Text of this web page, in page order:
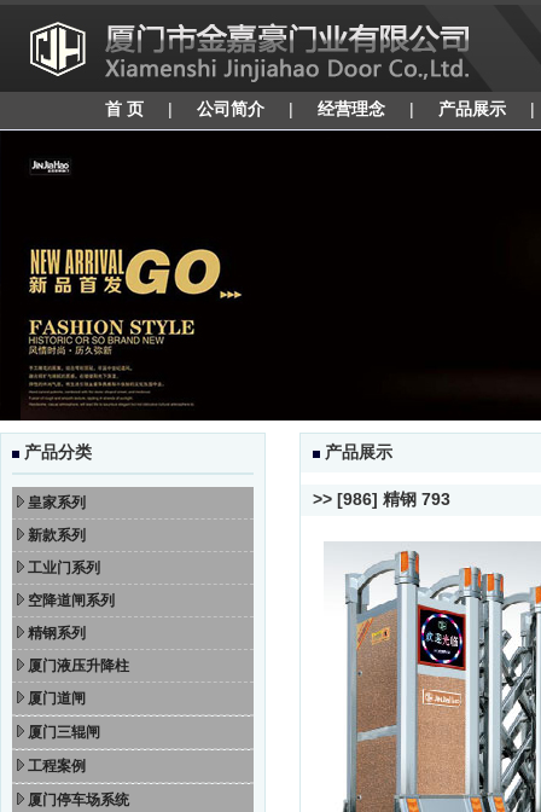
首 页 | 公司简介 | 经营理念 | 产品展示
产品分类
皇家系列
新款系列
工业门系列
空降道闸系列
精钢系列
厦门液压升降柱
厦门道闸
厦门三辊闸
工程案例
厦门停车场系统
产品展示
>> [986] 精钢 793